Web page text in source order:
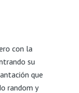
con la
su
que
random y